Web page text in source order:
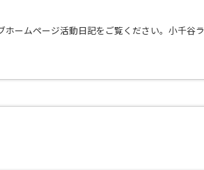
ームページ活動日記をご覧ください。小千谷ラ